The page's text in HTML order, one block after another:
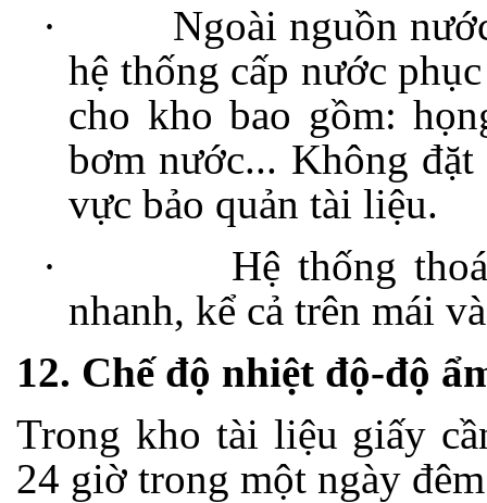
·
Ngoài nguồn
hệ thống cấp nước
cho kho bao gồm:
bơm nước... Không
vực bảo quản tài liệu.
·
Hệ thống
nhanh, kể cả trên mái
12. Chế độ nhiệt độ-độ
Trong kho tài liệu giấy
24 giờ trong một ngày